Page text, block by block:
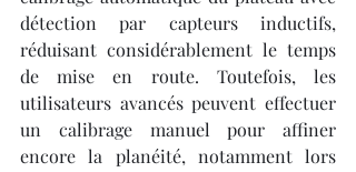
détection par capteurs inductifs,
réduisant considérablement le temps
de mise en route. Toutefois, les
utilisateurs avancés peuvent effectuer
un calibrage manuel pour affiner
encore la planéité, notamment lors